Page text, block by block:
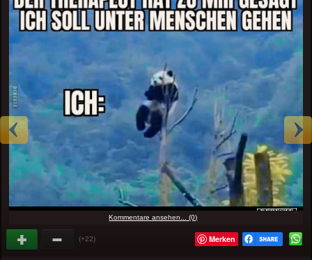
Kommentare ansehen... (0)
(+22) Merken